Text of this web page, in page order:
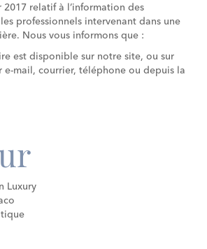
2017 relatif à l’information des
professionnels intervenant dans une
Nous vous informons que :
est disponible sur notre site, ou sur
e-mail, courrier, téléphone ou depuis la
Luxury